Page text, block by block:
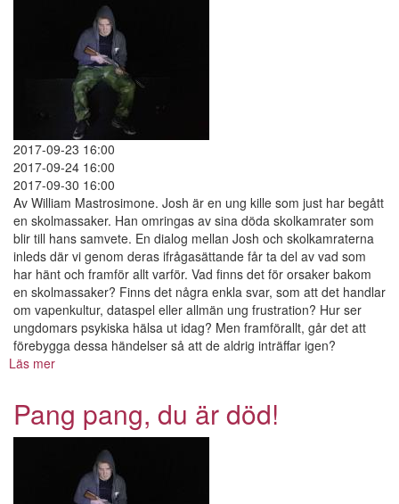
2017-09-23 16:00
2017-09-24 16:00
2017-09-30 16:00
Av William Mastrosimone. Josh är en ung kille som just har begått
en skolmassaker. Han omringas av sina döda skolkamrater som
blir till hans samvete. En dialog mellan Josh och skolkamraterna
inleds där vi genom deras ifrågasättande får ta del av vad som
har hänt och framför allt varför. Vad finns det för orsaker bakom
en skolmassaker? Finns det några enkla svar, som att det handlar
om vapenkultur, dataspel eller allmän ung frustration? Hur ser
ungdomars psykiska hälsa ut idag? Men framförallt, går det att
förebygga dessa händelser så att de aldrig inträffar igen?
Läs mer
du
är
Pang pang, du är död!